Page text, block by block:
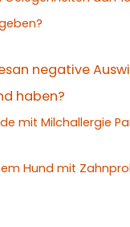
negative
haben?
mit Milchallergie
Hund mit